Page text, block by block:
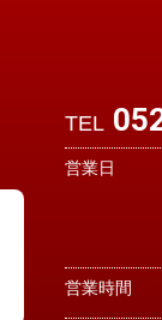
TEL
営業日
営業時間